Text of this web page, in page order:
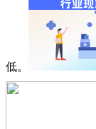
低。